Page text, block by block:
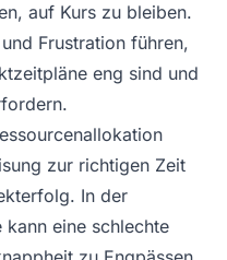
auf Kurs zu bleiben.
Frustration führen,
eng sind und
zur richtigen Zeit
In der
kann eine schlechte